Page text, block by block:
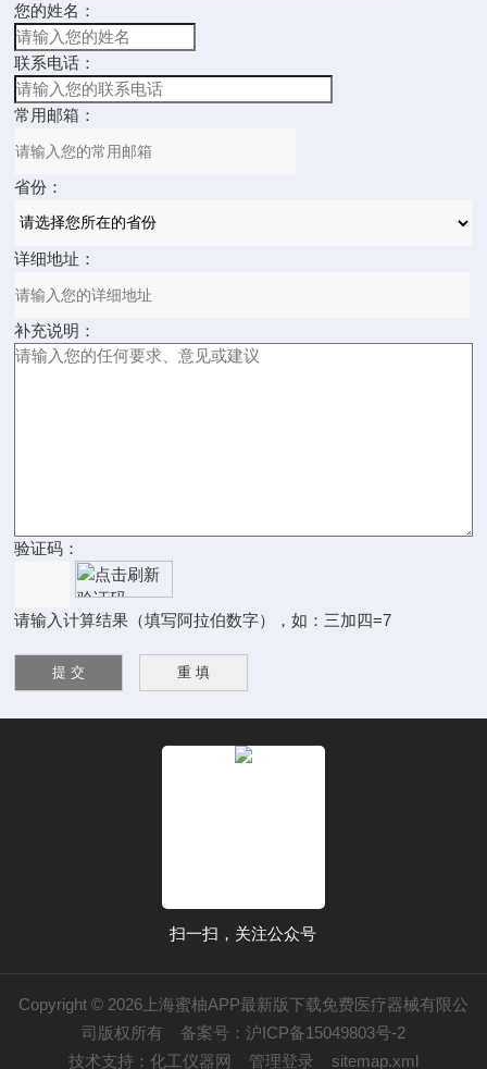
您的姓名：
联系电话：
常用邮箱：
省份：
详细地址：
补充说明：
验证码：
请输入计算结果（填写阿拉伯数字），如：三加四=7
扫一扫，关注公众号
Copyright © 2026上海蜜柚APP最新版下载免费医疗器械有限公
司版权所有 备案号：沪ICP备15049803号-2
技术支持： 化工仪器网 管理登录 sitemap.xml